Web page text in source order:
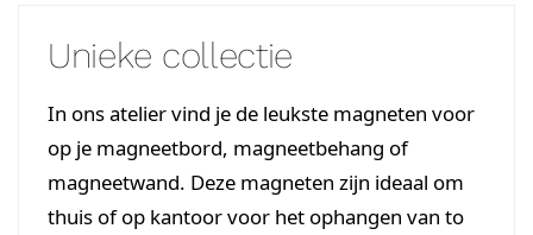
Unieke collectie
In ons atelier vind je de leukste magneten voor
op je magneetbord, magneetbehang of
magneetwand. Deze magneten zijn ideaal om
thuis of op kantoor voor het ophangen van to